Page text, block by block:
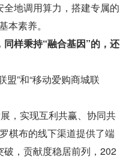
地调用算力，搭建专属的
本素养。
样秉持“融合基因”的，还
盟”和“移动爱购商城联
，实现互利共赢、协同共
棋布的线下渠道提供了端
，贡献度稳居前列，202